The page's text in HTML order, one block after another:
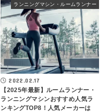
ランニングマシン・ルームランナー
2022.02.17
【2025年最新】ルームランナー・
ランニングマシンおすすめ人気ラ
ンキングTOP8！人気メーカーは